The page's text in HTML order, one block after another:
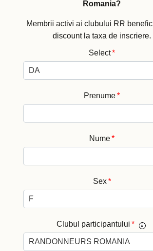
Romania?
Membrii activi ai clubului RR
discount la taxa de inscriere.
Select*
Prenume*
Nume*
Sex *
Clubul participantului *